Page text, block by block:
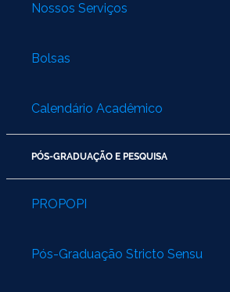
Nossos Serviços
Bolsas
Calendário Acadêmico
PÓS-GRADUAÇÃO E PESQUISA
PROPOPI
Pós-Graduação Stricto Sensu